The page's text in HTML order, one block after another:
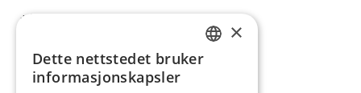
+47 55 32 47 40
NORWEGIAN
×
Dette nettstedet bruker
informasjonskapsler